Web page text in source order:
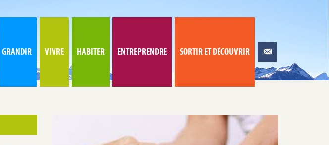
GRANDIR VIVRE HABITER ENTREPRENDRE SORTIR ET DÉCOUVRIR